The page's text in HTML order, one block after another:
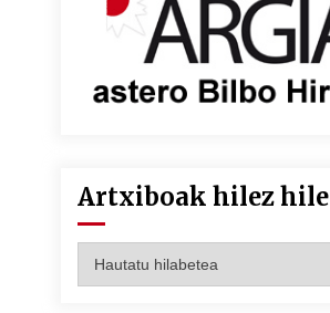
Artxiboak hilez hile
hilez